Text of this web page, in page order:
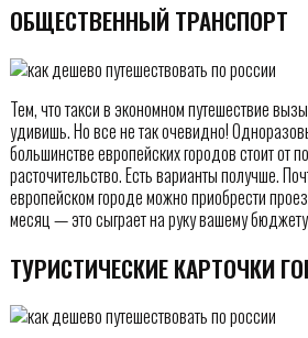
ОБЩЕСТВЕННЫЙ ТРАНСПОРТ
Тем, что такси в экономном путешествие
удивишь. Но все не так очевидно!
большинстве европейских городов стоит от
расточительство. Есть варианты получше.
европейском городе можно приобрести
месяц — это сыграет на руку вашему
ТУРИСТИЧЕСКИЕ КАРТОЧКИ